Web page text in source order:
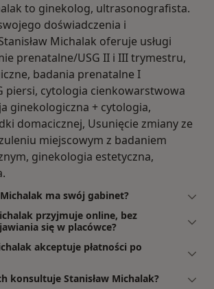
to ginekolog, ultrasonografista.
doświadczenia i
Michalak oferuje usługi
prenatalne/USG II i III trymestru,
badania prenatalne I
piersi, cytologia cienkowarstwowa
ginekologiczna + cytologia,
domacicznej, Usunięcie zmiany ze
miejscowym z badaniem
ginekologia estetyczna,
Michalak ma swój gabinet?
przyjmuje online, bez
się w placówce?
akceptuje płatności po
konsultuje Stanisław Michalak?